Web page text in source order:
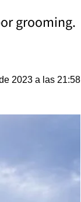
grooming.
2023 a las 21:58